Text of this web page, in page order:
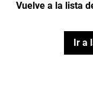
Vuelve a la lista
Ir a